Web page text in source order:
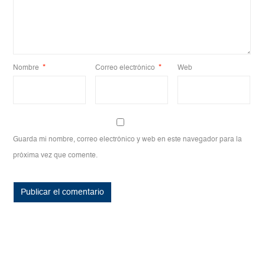
Nombre * Correo electrónico * Web
Guarda mi nombre, correo electrónico y web en este navegador para la
próxima vez que comente.